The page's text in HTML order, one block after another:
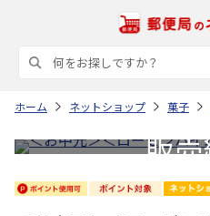
ホーム ネットショップ 菓子